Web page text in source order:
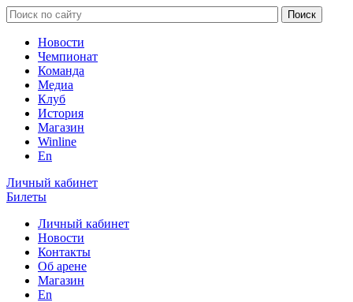
Новости
Чемпионат
Команда
Медиа
Клуб
История
Магазин
Winline
En
Личный кабинет
Билеты
Личный кабинет
Новости
Контакты
Об арене
Магазин
En